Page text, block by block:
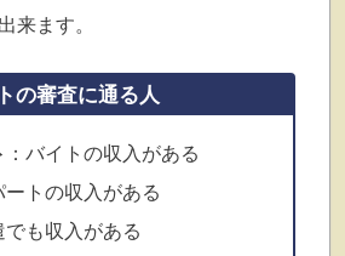
来ます。
の審査に通る人
：バイトの収入がある
ートの収入がある
でも収入がある